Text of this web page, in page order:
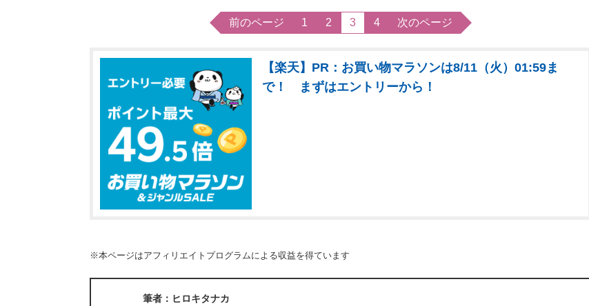
前のページ 1 2 3 4 次のページ
【楽天】PR：お買い物マラソンは8/11（火）01:59ま
で！ まずはエントリーから！
※本ページはアフィリエイトプログラムによる収益を得ています
筆者：ヒロキタナカ